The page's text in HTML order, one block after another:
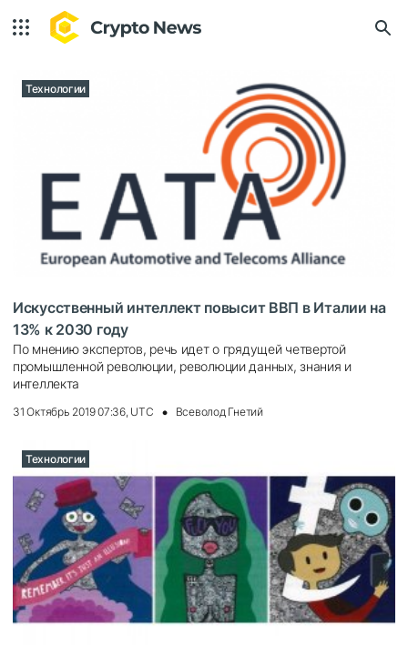
Технологии
Искусственный интеллект повысит ВВП в Италии на
13% к 2030 году
По мнению экспертов, речь идет о грядущей четвертой
промышленной революции, революции данных, знания и
интеллекта
31 Октябрь 2019 07:36, UTC Всеволод Гнетий
Технологии